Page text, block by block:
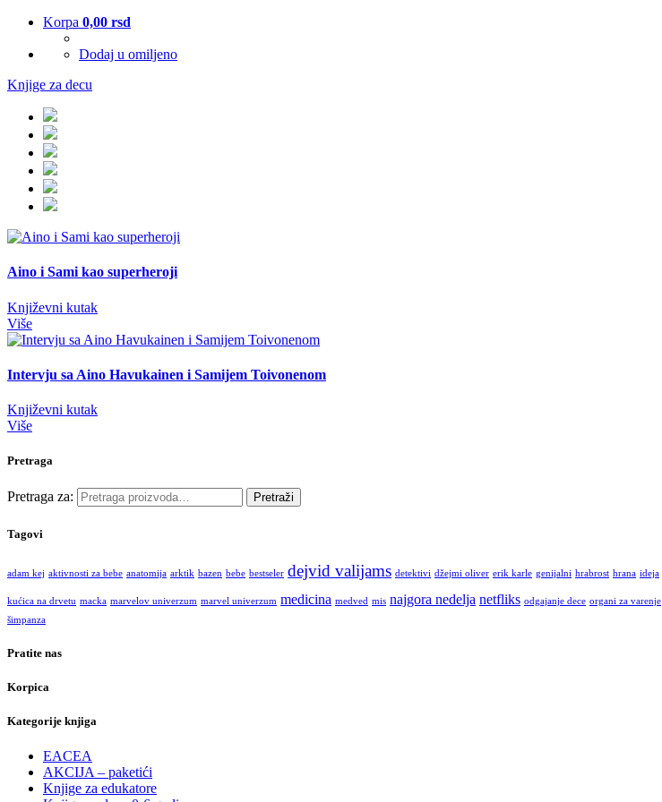
Korpa 0,00 rsd
Dodaj u omiljeno
Knjige za decu
Aino i Sami kao superheroji
Književni kutak
Više
Intervju sa Aino Havukainen i Samijem Toivonenom
Književni kutak
Više
Pretraga
Pretraga za: Pretraži
Tagovi
adam kej aktivnosti za bebe anatomija arktik bazen bebe bestseler dejvid valijams detektivi džejmi oliver erik karle genijalni hrabrost hrana ideja
kućica na drvetu macka marvelov univerzum marvel univerzum medicina medved mis najgora nedelja netfliks odgajanje dece organi za varenje
šimpanza
Pratite nas
Korpica
Kategorije knjiga
EACEA
AKCIJA – paketići
Knjige za edukatore